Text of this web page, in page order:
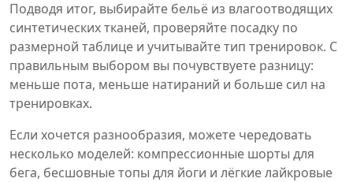
Подводя итог, выбирайте бельё из влагоотводящих
синтетических тканей, проверяйте посадку по
размерной таблице и учитывайте тип тренировок. С
правильным выбором вы почувствуете разницу:
меньше пота, меньше натираний и больше сил на
тренировках.
Если хочется разнообразия, можете чередовать
несколько моделей: компрессионные шорты для
бега, бесшовные топы для йоги и лёгкие лайкровые